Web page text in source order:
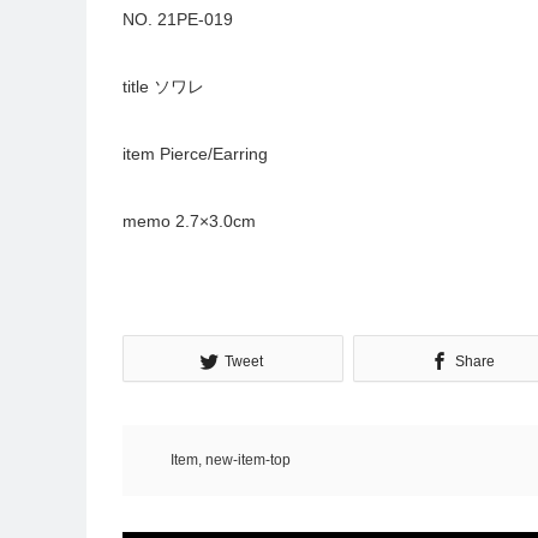
NO. 21PE-019
title ソワレ
item Pierce/Earring
memo 2.7×3.0cm
Tweet Share
Item new-item-top